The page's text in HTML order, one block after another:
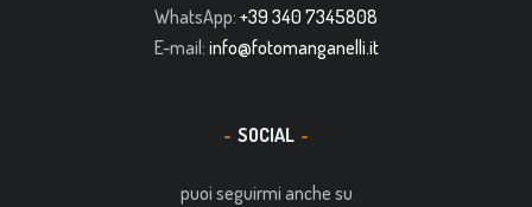
WhatsApp: +39 340 7345808
E-mail: info@fotomanganelli.it
SOCIAL
puoi seguirmi anche su